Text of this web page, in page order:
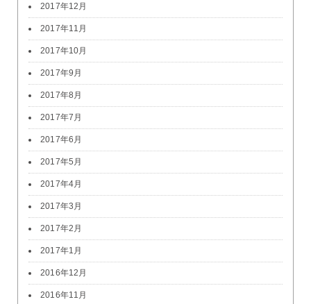
2017年12月
2017年11月
2017年10月
2017年9月
2017年8月
2017年7月
2017年6月
2017年5月
2017年4月
2017年3月
2017年2月
2017年1月
2016年12月
2016年11月